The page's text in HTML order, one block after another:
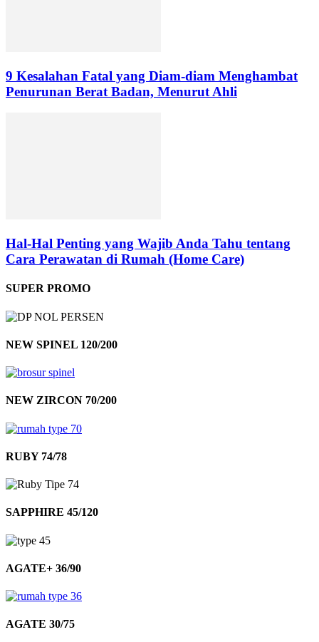
9 Kesalahan Fatal yang Diam-diam Menghambat
Penurunan Berat Badan, Menurut Ahli
Hal-Hal Penting yang Wajib Anda Tahu tentang
Cara Perawatan di Rumah (Home Care)
SUPER PROMO
NEW SPINEL 120/200
NEW ZIRCON 70/200
RUBY 74/78
SAPPHIRE 45/120
AGATE+ 36/90
AGATE 30/75